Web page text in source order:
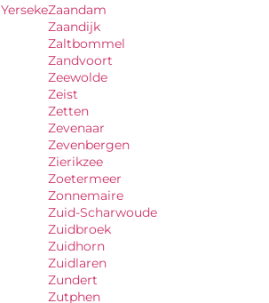
YersekeZaandam
Zaandijk
Zaltbommel
Zandvoort
Zeewolde
Zeist
Zetten
Zevenaar
Zevenbergen
Zierikzee
Zoetermeer
Zonnemaire
Zuid-Scharwoude
Zuidbroek
Zuidhorn
Zuidlaren
Zundert
Zutphen